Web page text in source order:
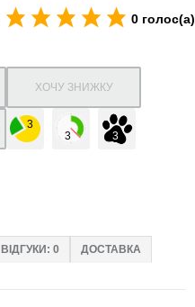
0 голос(а)
ХОЧУ ЗНИЖКУ
ВІДГУКИ: 0 ДОСТАВКА